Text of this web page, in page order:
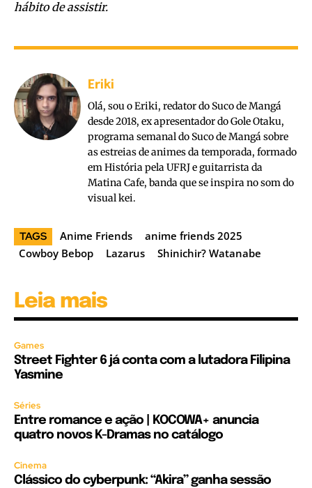
hábito de assistir.
Eriki
Olá, sou o Eriki, redator do Suco de Mangá
desde 2018, ex apresentador do Gole Otaku,
programa semanal do Suco de Mangá sobre
as estreias de animes da temporada, formado
em História pela UFRJ e guitarrista da
Matina Cafe, banda que se inspira no som do
visual kei.
TAGS Anime Friends
anime friends 2025
Cowboy Bebop
Lazarus Shinichir? Watanabe
Leia mais
Games
Street Fighter 6 já conta com a lutadora Filipina
Yasmine
Séries
Entre romance e ação | KOCOWA+ anuncia
quatro novos K-Dramas no catálogo
Cinema
Clássico do cyberpunk: “Akira” ganha sessão